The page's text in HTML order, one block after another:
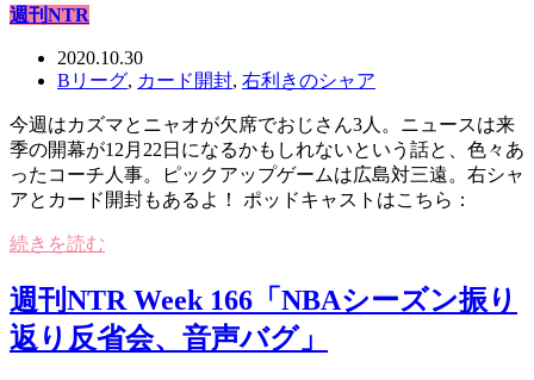
週刊NTR
2020.10.30
Bリーグ, カード開封, 右利きのシャア
今週はカズマとニャオが欠席でおじさん3人。ニュースは来
季の開幕が12月22日になるかもしれないという話と、色々あ
ったコーチ人事。ピックアップゲームは広島対三遠。右シャ
アとカード開封もあるよ！ ポッドキャストはこちら：
続きを読む
週刊NTR Week 166「NBAシーズン振り
返り反省会、音声バグ」